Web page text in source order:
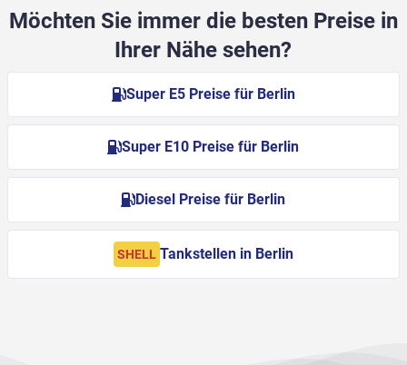
Möchten Sie immer die besten Preise in
Ihrer Nähe sehen?
Super E5 Preise für Berlin
Super E10 Preise für Berlin
Diesel Preise für Berlin
SHELL Tankstellen in Berlin